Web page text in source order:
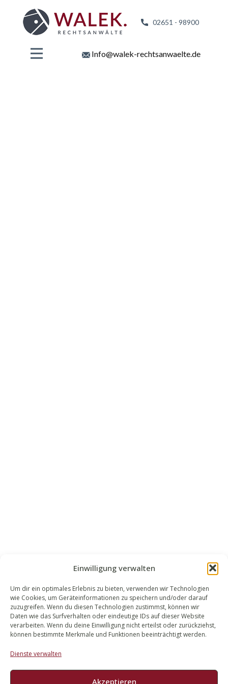
Einwilligung verwalten
Um dir ein optimales Erlebnis zu bieten, verwenden wir Technologien
wie Cookies, um Geräteinformationen zu speichern und/oder darauf
zuzugreifen. Wenn du diesen Technologien zustimmst, können wir
Daten wie das Surfverhalten oder eindeutige IDs auf dieser Website
verarbeiten. Wenn du deine Einwilligung nicht erteilst oder zurückziehst,
können bestimmte Merkmale und Funktionen beeinträchtigt werden.
Dienste verwalten
Akzeptieren
02651 - 98900
Info@walek-rechtsanwaelte.de
WALEK RECHTSANWÄLT​​E
Bachstraße 13
56727 Mayen
02651 98 900
info@walek-rechtsanwaelte.de